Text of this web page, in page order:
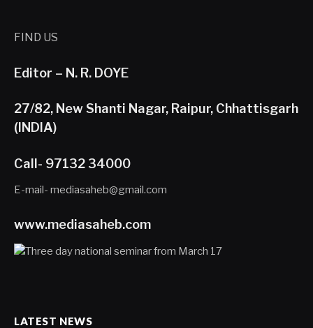
FIND US
Editor – N. R. DOYE
27/82, New Shanti Nagar, Raipur, Chhattisgarh
(INDIA)
Call- 97132 34000
E-mail- mediasaheb@gmail.com
www.mediasaheb.com
LATEST NEWS